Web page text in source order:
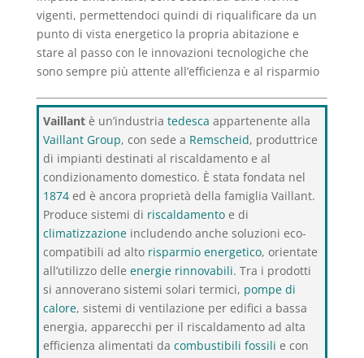
vigenti, permettendoci quindi di riqualificare da un
punto di vista energetico la propria abitazione e
stare al passo con le innovazioni tecnologiche che
sono sempre più attente all’efficienza e al risparmio
Vaillantè un’industria tedesca appartenente alla
Vaillant Group, con sede a Remscheid, produttrice
di impianti destinati al riscaldamento e al
condizionamento domestico. È stata fondata nel
1874ed è ancora proprietà della famiglia Vaillant.
Produce sistemi di riscaldamentoe di
climatizzazioneincludendo anche soluzioni eco-
compatibili ad alto risparmio energetico, orientate
all’utilizzo delle energie rinnovabili. Tra i prodotti
si annoverano sistemi solari termici, pompe di
calore, sistemi di ventilazione per edifici a bassa
energia, apparecchi per il riscaldamento ad alta
efficienza alimentati da combustibili fossili e con